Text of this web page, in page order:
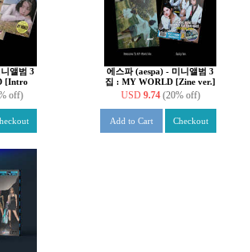
앨범 3
[Intro
중 1종
off)
에스파 (aespa) - 미니앨범 3
집 : MY WORLD [Zine ver.]
[커버 2종 중 1종 랜덤 발송]
USD 9.74 (20% off)
Add to Cart Checkout